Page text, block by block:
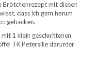
Brötchenrezept mit diesen
dass ich gern herum
gebacken.
1 klein geschnittenen
TK Petersilie darunter